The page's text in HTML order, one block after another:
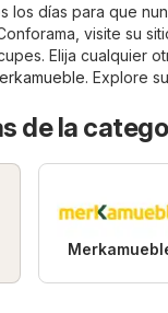
los días para que
visite su
Elija cualquier
. Explore
de la